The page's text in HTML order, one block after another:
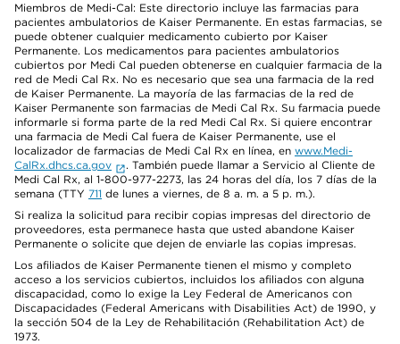
Miembros de Medi-Cal: Este directorio incluye las farmacias para
pacientes ambulatorios de Kaiser Permanente. En estas farmacias, se
puede obtener cualquier medicamento cubierto por Kaiser
Permanente. Los medicamentos para pacientes ambulatorios
cubiertos por Medi Cal pueden obtenerse en cualquier farmacia de la
red de Medi Cal Rx. No es necesario que sea una farmacia de la red
de Kaiser Permanente. La mayoría de las farmacias de la red de
Kaiser Permanente son farmacias de Medi Cal Rx. Su farmacia puede
informarle si forma parte de la red Medi Cal Rx. Si quiere encontrar
una farmacia de Medi Cal fuera de Kaiser Permanente, use el
localizador de farmacias de Medi Cal Rx en línea, en www.Medi-
CalRx.dhcs.ca.gov
. También puede llamar a Servicio al Cliente de
Medi Cal Rx, al 1-800-977-2273, las 24 horas del día, los 7 días de la
semana (TTY 711 de lunes a viernes, de 8 a. m. a 5 p. m.).
Si realiza la solicitud para recibir copias impresas del directorio de
proveedores, esta permanece hasta que usted abandone Kaiser
Permanente o solicite que dejen de enviarle las copias impresas.
Los afiliados de Kaiser Permanente tienen el mismo y completo
acceso a los servicios cubiertos, incluidos los afiliados con alguna
discapacidad, como lo exige la Ley Federal de Americanos con
Discapacidades (Federal Americans with Disabilities Act) de 1990, y
la sección 504 de la Ley de Rehabilitación (Rehabilitation Act) de
1973.